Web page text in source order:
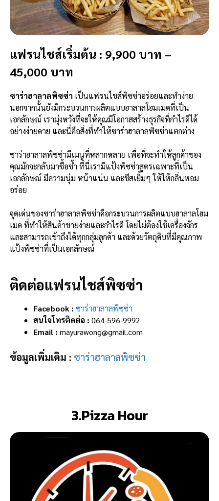
แฟรนไชส์เริ่มต้น : 9,900 บาท –
45,000 บาท
ซาร่าฮาลาลพิซซ่า เป็นแฟรนไชส์พิซซ่าอร่อยและทำง่าย
นอกจากนั้นยังมีกระบวนการผลิตแบบฮาลาลโฮมเมดที่เป็น
เอกลักษณ์ เรามุ่งหวังที่จะให้คุณมีโอกาสสร้างธุรกิจที่กำไรดีได้
อย่างง่ายดาย และนี่คือสิ่งที่ทำให้ซาร่าฮาลาลพิซซ่าแตกต่าง
ซาร่าฮาลาลพิซซ่ามีเมนูที่หลากหลาย เพื่อที่จะทำให้ลูกค้าของ
คุณมักจะกลับมาซื้อซ้ำ ที่นี่เรามีแป้งพิซซ่าสูตรเฉพาะที่เป็น
เอกลักษณ์ มีความนุ่ม หน้าแน่น และชีสเยิ้มๆ ให้ให้กลิ่นหอม
อร่อย
จุดเด่นของซาร่าฮาลาลพิซซ่าคือกระบวนการผลิตแบบฮาลาลโฮม
เมด ที่ทำให้สินค้าขายง่ายและกำไรดี โดยไม่ต้องใช้เครื่องจักร
และสามารถเข้าถึงได้ทุกกลุ่มลูกค้า และด้วยวัตถุดิบที่มีคุณภาพ
แป้งพิซซ่าที่เป็นเอกลักษณ์
ติดต่อแฟรนไชส์พิซซ่า
Facebook : ซาร่าฮาลาลพิซซ่า
สนใจโทรติดต่อ : 064-596-9992
Email : mayurawong@gmail.com
ข้อมูลเพิ่มเติม : ซาร่าฮาลาลพิซซ่า
3.Pizza Hour